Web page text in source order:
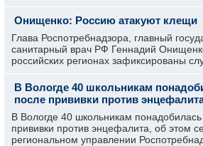
Онищенко: Россию атакуют клещи
Глава Роспотребнадзора, главный
санитарный врач РФ Геннадий
российских регионах зафиксированы
В Вологде 40 школьникам
после прививки против
В Вологде 40 школьникам
прививки против энцефалита, об этом
региональном управлении